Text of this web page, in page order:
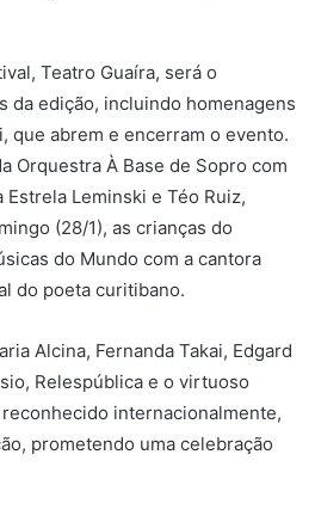
Teatro Guaíra, será o
da edição, incluindo homenagens
que abrem e encerram o evento.
Orquestra À Base de Sopro com
Estrela Leminski e Téo Ruiz,
(28/1), as crianças do
do Mundo com a cantora
do poeta curitibano.
Alcina, Fernanda Takai, Edgard
Relespública e o virtuoso
internacionalmente,
prometendo uma celebração